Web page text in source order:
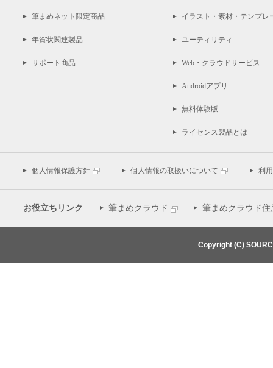
筆まめネット限定商品
年賀状関連製品
サポート商品
イラスト・素材・テンプレ
ユーティリティ
Web・クラウドサービス
Androidアプリ
無料体験版
ライセンス製品とは
個人情報保護方針 個人情報の取扱いについて 利
お役立ちリンク 筆まめクラウド 筆まめクラウド住
Copyright (C)